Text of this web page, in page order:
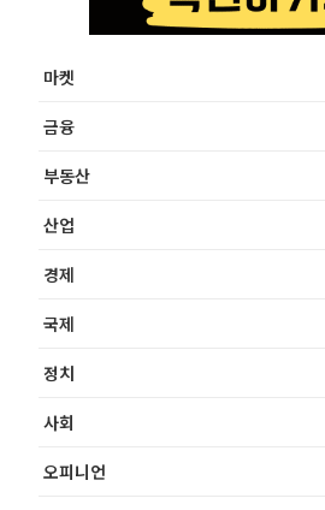
마켓
금융
부동산
산업
경제
국제
정치
사회
오피니언